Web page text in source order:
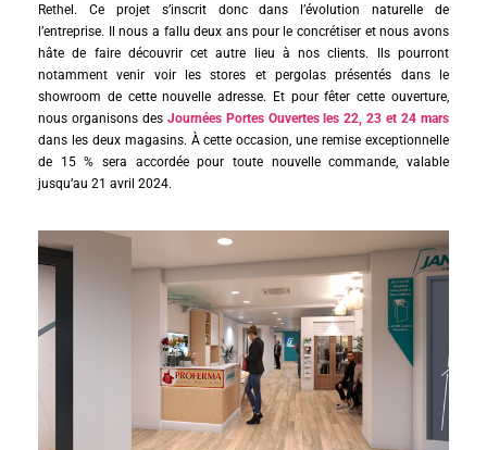
Rethel. Ce projet s’inscrit donc dans l’évolution naturelle de
l’entreprise. Il nous a fallu deux ans pour le concrétiser et nous avons
hâte de faire découvrir cet autre lieu à nos clients. Ils pourront
notamment venir voir les stores et pergolas présentés dans le
showroom de cette nouvelle adresse. Et pour fêter cette ouverture,
nous organisons desJournées Portes Ouvertes les 22, 23 et 24 mars
dans les deux magasins. À cette occasion, une remise exceptionnelle
de 15 % sera accordée pour toute nouvelle commande, valable
jusqu’au 21 avril 2024.